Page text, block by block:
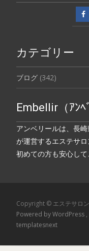
カテゴリー
ブログ (342)
Embellir（ｱﾝﾍﾞ
アンベリールは、長
が運営するエステサロ
初めての方も安心して
Copyright © エステサロ
Powered by WordPress
templatesnext